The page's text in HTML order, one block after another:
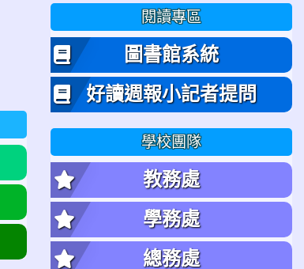
閱讀專區
圖書館系統
好讀週報小記者提問
學校團隊
教務處
學務處
總務處